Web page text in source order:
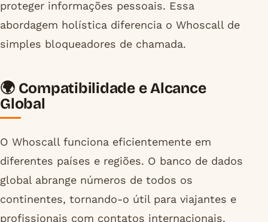
proteger informações pessoais. Essa
abordagem holística diferencia o Whoscall de
simples bloqueadores de chamada.
🌍 Compatibilidade e Alcance
Global
O Whoscall funciona eficientemente em
diferentes países e regiões. O banco de dados
global abrange números de todos os
continentes, tornando-o útil para viajantes e
profissionais com contatos internacionais.